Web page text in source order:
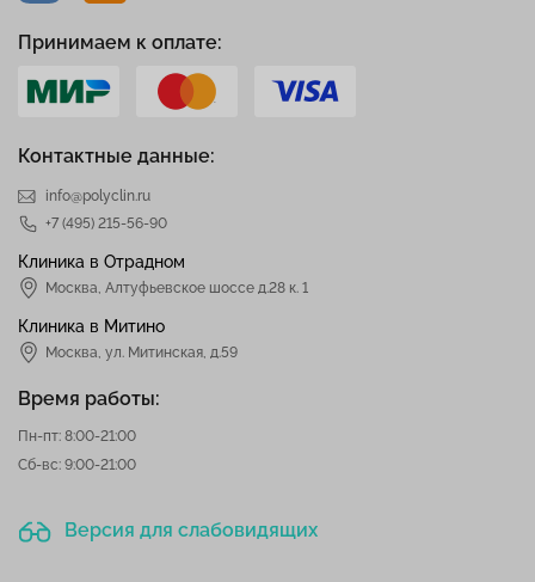
Контактные данные:
info@polyclin.ru
+7 (495) 215-56-90
Клиника в Отрадном
Москва Алтуфьевское шоссе д.28 к. 1
Клиника в Митино
Москва, ул. Митинская, д.59
Время работы:
Пн-пт: 8:00-21:00
Сб-вс: 9:00-21:00
Версия для слабовидящих
Принимаем к оплате: